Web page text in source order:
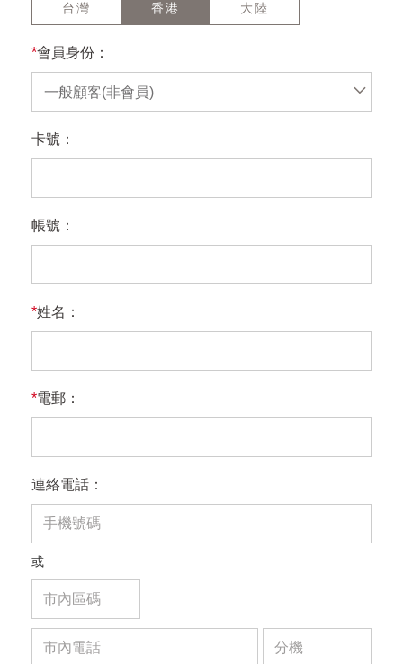
台灣 香港 大陸
*會員身份：
一般顧客(非會員)
卡號：
帳號：
*姓名：
*電郵：
連絡電話：
或